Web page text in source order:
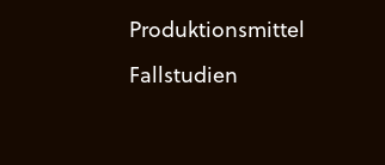
Produktionsmittel
Fallstudien